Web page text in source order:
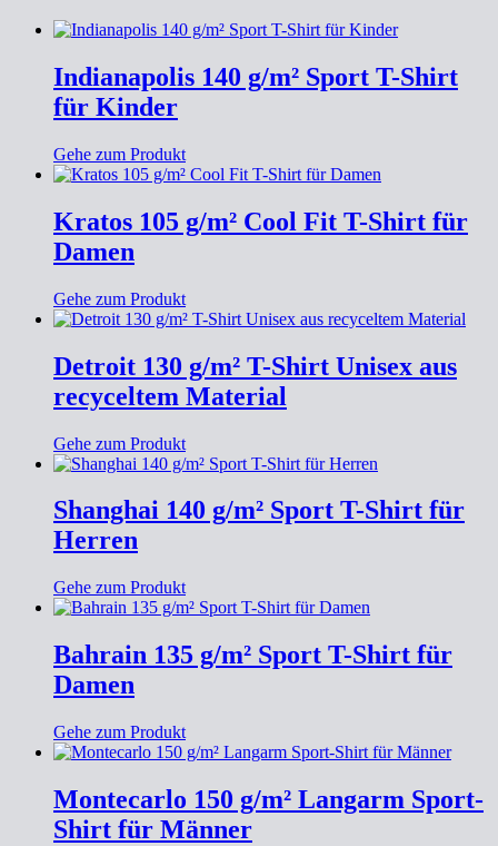
Indianapolis 140 g/m² Sport T-Shirt
für Kinder
Gehe zum Produkt
Kratos 105 g/m² Cool Fit T-Shirt für
Damen
Gehe zum Produkt
Detroit 130 g/m² T-Shirt Unisex aus
recyceltem Material
Gehe zum Produkt
Shanghai 140 g/m² Sport T-Shirt für
Herren
Gehe zum Produkt
Bahrain 135 g/m² Sport T-Shirt für
Damen
Gehe zum Produkt
Montecarlo 150 g/m² Langarm Sport-
Shirt für Männer